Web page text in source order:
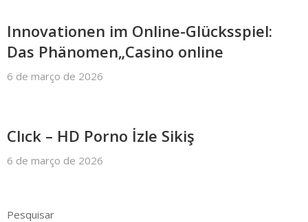
Innovationen im Online-Glücksspiel:
Das Phänomen„Casino online
6 de março de 2026
Clıck – HD Porno İzle Sikiş
6 de março de 2026
Pesquisar